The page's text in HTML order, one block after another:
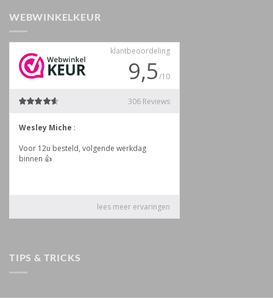
WEBWINKELKEUR
TIPS & TRICKS